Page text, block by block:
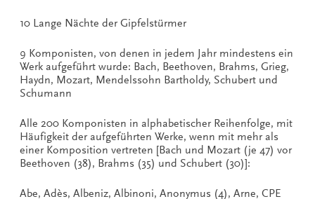
10 Lange Nächte der Gipfelstürmer
9 Komponisten, von denen in jedem Jahr mindestens ein
Werk aufgeführt wurde: Bach, Beethoven, Brahms, Grieg,
Haydn, Mozart, Mendelssohn Bartholdy, Schubert und
Schumann
Alle 200 Komponisten in alphabetischer Reihenfolge, mit
Häufigkeit der aufgeführten Werke, wenn mit mehr als
einer Komposition vertreten [Bach und Mozart (je 47) vor
Beethoven (38), Brahms (35) und Schubert (30)]:
Abe, Adès, Albeniz, Albinoni, Anonymus (4), Arne, CPE